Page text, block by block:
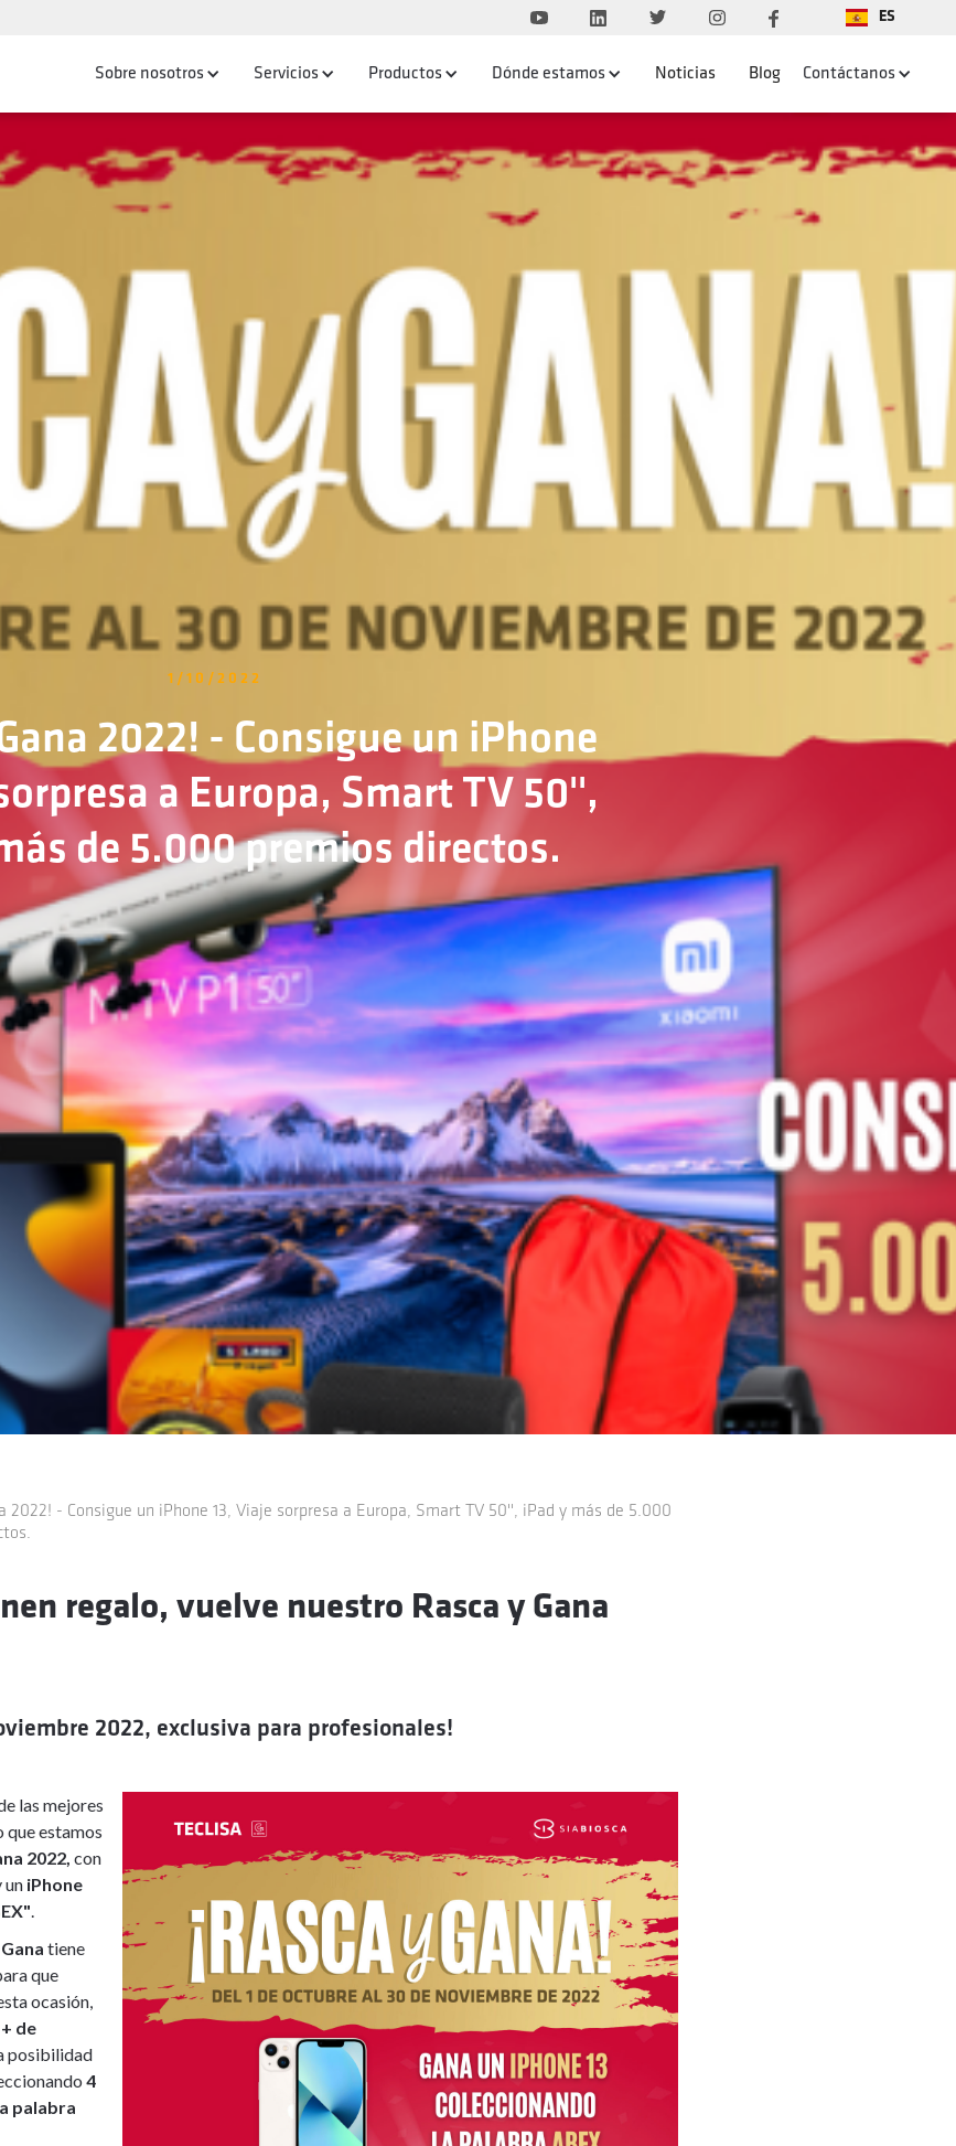
ES
Sobre nosotros Servicios Productos Dónde estamos Noticias Blog Contáctanos
1/10/2022
2022! - Consigue un iPhone
a Europa, Smart TV 50'',
de 5.000 premios directos.
2022! - Consigue un iPhone 13, Viaje sorpresa a Europa, Smart TV 50'', iPad y más de 5.000
regalo, vuelve nuestro Rasca y Gana
2022, exclusiva para profesionales!
las mejores
que estamos
2022, con
un iPhone
.
tiene
que
ocasión,
+ de
posibilidad
4
palabra